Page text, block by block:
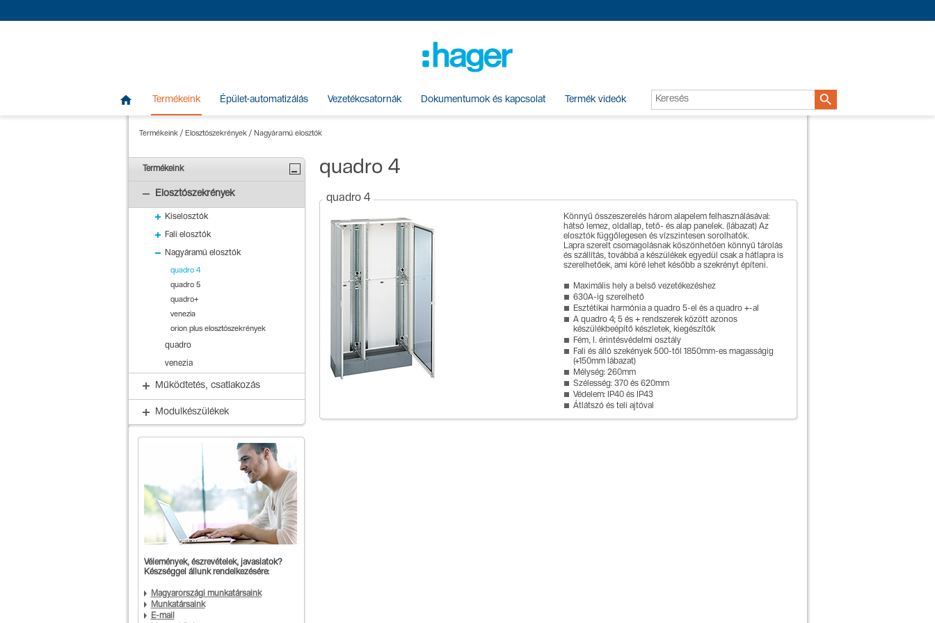
 Termékeink Épület-automatizálás Vezetékcsatornák Dokumentumok és kapcsolat Termék videók 
Termékeink/ Elosztószekrények/ Nagyáramú elosztók
Termékeink
Elosztószekrények
Kiselosztók
Fali elosztók
Nagyáramú elosztók
quadro 4
quadro 5
quadro+
venezia
orion plus elosztószekrények
quadro
venezia
Működtetés, csatlakozás
Modulkészülékek
Vélemények, észrevételek, javaslatok?
Készséggel állunk rendelkezésére:
Magyarországi munkatársaink
Munkatársaink
E-mail
quadro 4
quadro 4
Könnyű összeszerelés három alapelem felhasználásával:
hátsó lemez, oldallap, tető- és alap panelek. (lábazat) Az
elosztók függőlegesen és vízszintesen sorolhatók.
Lapra szerelt csomagolásnak köszönhetően könnyű tárolás
és szállítás, továbbá a készülékek egyedül csak a hátlapra is
szerelhetőek, ami köré lehet később a szekrényt építeni.
Maximális hely a belső vezetékezéshez
630A-ig szerelhető
Esztétikai harmónia a quadro 5-el és a quadro +-al
A quadro 4; 5 és + rendszerek között azonos
készülékbeépítő készletek, kiegészítők
Fém, I. érintésvédelmi osztály
Fali és álló szekények 500-től 1850mm-es magasságig
(+150mm lábazat)
Mélység: 260mm
Szélesség: 370 és 620mm
Védelem: IP40 és IP43
Átlátszó és teli ajtóval